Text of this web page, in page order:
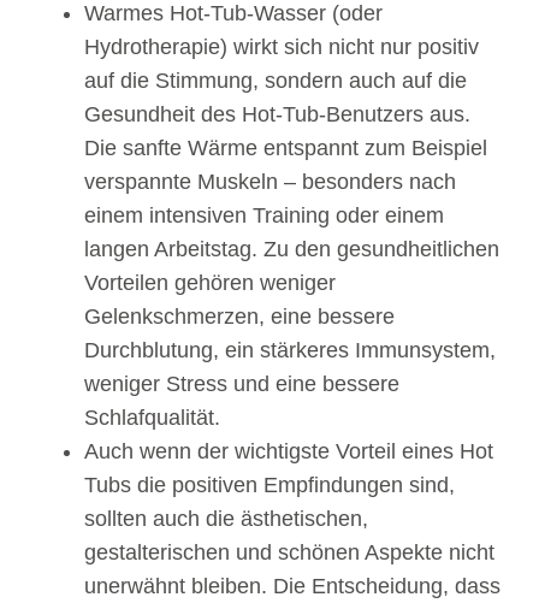
Warmes Hot-Tub-Wasser (oder
Hydrotherapie) wirkt sich nicht nur positiv
auf die Stimmung, sondern auch auf die
Gesundheit des Hot-Tub-Benutzers aus.
Die sanfte Wärme entspannt zum Beispiel
verspannte Muskeln – besonders nach
einem intensiven Training oder einem
langen Arbeitstag. Zu den gesundheitlichen
Vorteilen gehören weniger
Gelenkschmerzen, eine bessere
Durchblutung, ein stärkeres Immunsystem,
weniger Stress und eine bessere
Schlafqualität.
Auch wenn der wichtigste Vorteil eines Hot
Tubs die positiven Empfindungen sind,
sollten auch die ästhetischen,
gestalterischen und schönen Aspekte nicht
unerwähnt bleiben. Die Entscheidung, dass